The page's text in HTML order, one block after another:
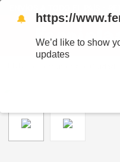
🔔 https://
We’d like to show
updates